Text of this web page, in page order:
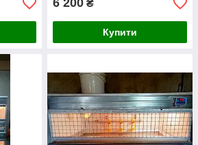
6 200 ₴
Купити